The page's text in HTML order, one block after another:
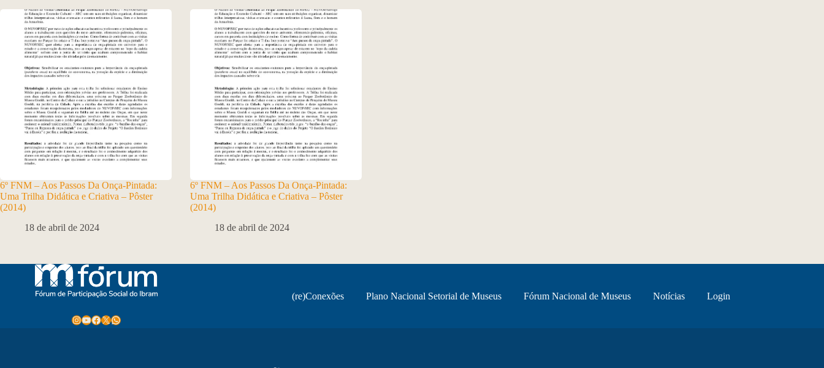
6º FNM – Aos Passos Da Onça-Pintada:
Uma Trilha Didática e Criativa – Pôster
(2014)
18 de abril de 2024
6º FNM – Aos Passos Da Onça-Pintada:
Uma Trilha Didática e Criativa – Pôster
(2014)
18 de abril de 2024
Instagram
Youtube
Facebook
X WhatsApp
(re)Conexões Plano Nacional Setorial de Museus Fórum Nacional de Museus Notícias Login